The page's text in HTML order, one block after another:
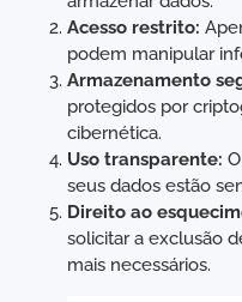
Acesso restrito:
podem manipular
Armazenamento
protegidos por
cibernética.
Uso transparente:
seus dados estão
Direito ao
solicitar a exclusão
mais necessários.